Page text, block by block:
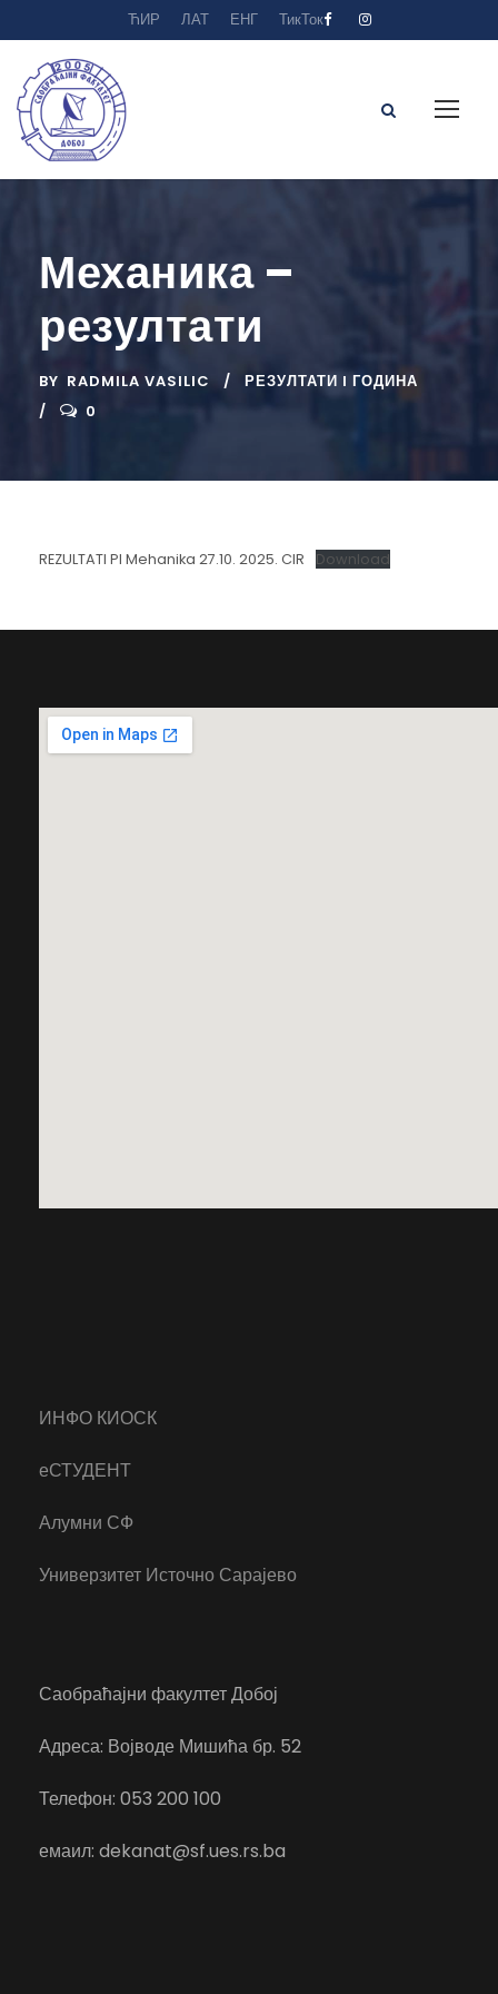
ЋИР ЛАТ ЕНГ ТикТок
Механика –
резултати
BY RADMILA VASILIC
РЕЗУЛТАТИ I ГОДИНА
0
REZULTATI PI Mehanika 27.10. 2025. CIR Download
ИНФО КИОСК
еСТУДЕНТ
Алумни СФ
Универзитет Источно Сарајево
Саобраћајни факултет Добој
Адреса: Војводе Мишића бр. 52
Телефон: 053 200 100
емаил: dekanat@sf.ues.rs.ba